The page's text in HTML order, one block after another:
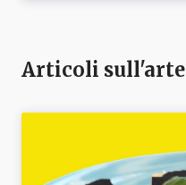
Articoli sull'arte